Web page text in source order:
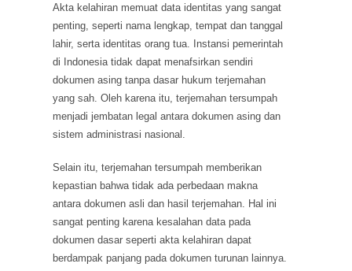
Akta kelahiran memuat data identitas yang sangat
penting, seperti nama lengkap, tempat dan tanggal
lahir, serta identitas orang tua. Instansi pemerintah
di Indonesia tidak dapat menafsirkan sendiri
dokumen asing tanpa dasar hukum terjemahan
yang sah. Oleh karena itu, terjemahan tersumpah
menjadi jembatan legal antara dokumen asing dan
sistem administrasi nasional.
Selain itu, terjemahan tersumpah memberikan
kepastian bahwa tidak ada perbedaan makna
antara dokumen asli dan hasil terjemahan. Hal ini
sangat penting karena kesalahan data pada
dokumen dasar seperti akta kelahiran dapat
berdampak panjang pada dokumen turunan lainnya.